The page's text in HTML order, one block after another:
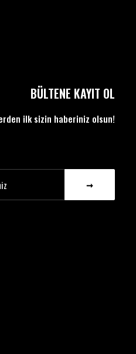
BÜLTENE KAYIT OL
ilk sizin haberiniz olsun!